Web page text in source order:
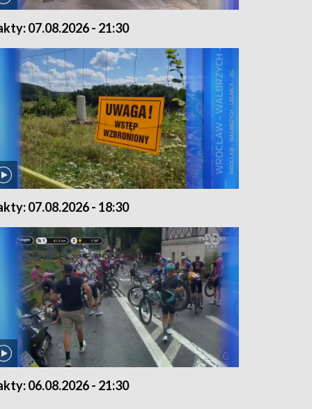
07.08.2026 - 21:30
07.08.2026 - 18:30
06.08.2026 - 21:30